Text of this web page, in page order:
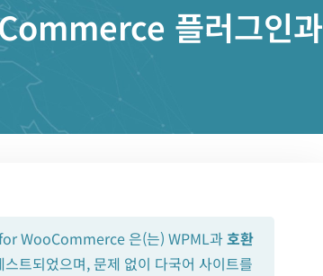
플러그인과
WooCommerce 은(는) WPML과호환
트되었으며, 문제 없이 다국어 사이트를